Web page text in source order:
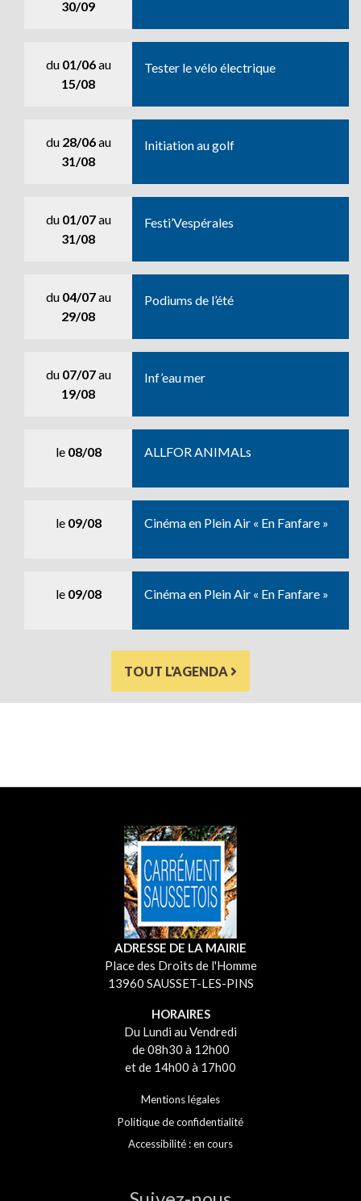
30/09
du 01/06au
15/08
Tester le vélo électrique
du 28/06au
31/08
Initiation au golf
du 01/07au
31/08
Festi’Vespérales
du 04/07au
29/08
Podiums de l’été
du 07/07au
19/08
Inf’eau mer
le 08/08 ALLFOR ANIMALs
le 09/08 Cinéma en Plein Air « En Fanfare »
le 09/08 Cinéma en Plein Air « En Fanfare »
TOUT L'AGENDA
ADRESSE DE LA MAIRIE
Place des Droits de l'Homme
13960 SAUSSET-LES-PINS
HORAIRES
Du Lundi au Vendredi
de 08h30 à 12h00
et de 14h00 à 17h00
Mentions légales
Politique de confidentialité
Accessibilité : en cours